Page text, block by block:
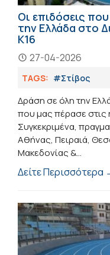
Οι επιδόσεις
την Ελλάδα στο
Κ16
27-04-2026
TAGS: #Στίβος
Δράση σε όλη την
που μας πέρασε στις
Συγκεκριμένα,
Αθήνας, Πειραιά,
Μακεδονίας &...
Δείτε Περισσότερα